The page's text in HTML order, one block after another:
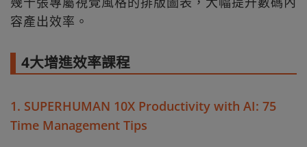
容產出效率。
4大增進效率課程
1. SUPERHUMAN 10X Productivity with AI: 75
Time Management Tips